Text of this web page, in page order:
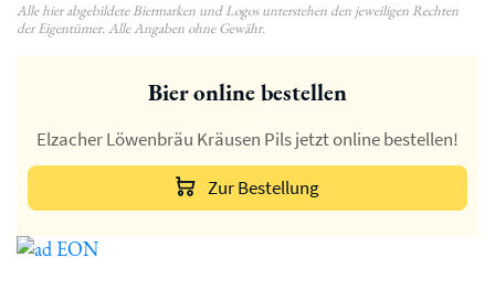
Alle hier abgebildete Biermarken und Logos unterstehen den jeweiligen Rechten
der Eigentümer. Alle Angaben ohne Gewähr.
Bier online bestellen
Elzacher Löwenbräu Kräusen Pils jetzt online bestellen!
Zur Bestellung